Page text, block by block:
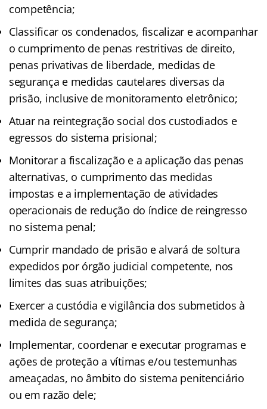
competência;
Classificar os condenados, fiscalizar e acompanhar
o cumprimento de penas restritivas de direito,
penas privativas de liberdade, medidas de
segurança e medidas cautelares diversas da
prisão, inclusive de monitoramento eletrônico;
Atuar na reintegração social dos custodiados e
egressos do sistema prisional;
Monitorar a fiscalização e a aplicação das penas
alternativas, o cumprimento das medidas
impostas e a implementação de atividades
operacionais de redução do índice de reingresso
no sistema penal;
Cumprir mandado de prisão e alvará de soltura
expedidos por órgão judicial competente, nos
limites das suas atribuições;
Exercer a custódia e vigilância dos submetidos à
medida de segurança;
Implementar, coordenar e executar programas e
ações de proteção a vítimas e/ou testemunhas
ameaçadas, no âmbito do sistema penitenciário
ou em razão dele;